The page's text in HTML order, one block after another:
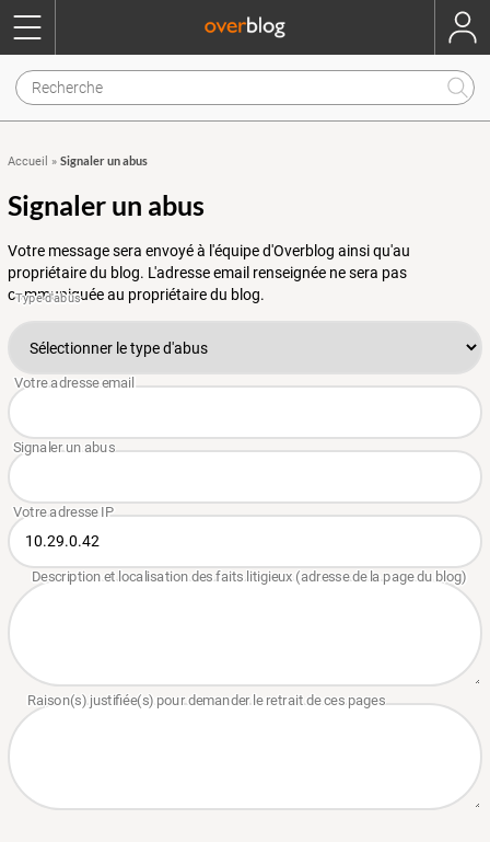
Accueil » Signaler un abus
Signaler un abus
Votre message sera envoyé à l'équipe d'Overblog ainsi qu'au
propriétaire du blog. L'adresse email renseignée ne sera pas
communiquée au propriétaire du blog.